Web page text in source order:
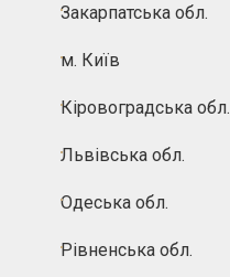
Закарпатська обл.
м. Київ
Кіровоградська обл.
Львівська обл.
Одеська обл.
Рівненська обл.